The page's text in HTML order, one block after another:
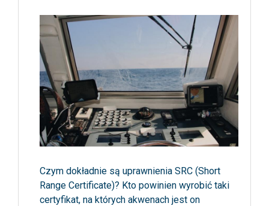
Czym dokładnie są uprawnienia SRC (Short
Range Certificate)? Kto powinien wyrobić taki
certyfikat, na których akwenach jest on